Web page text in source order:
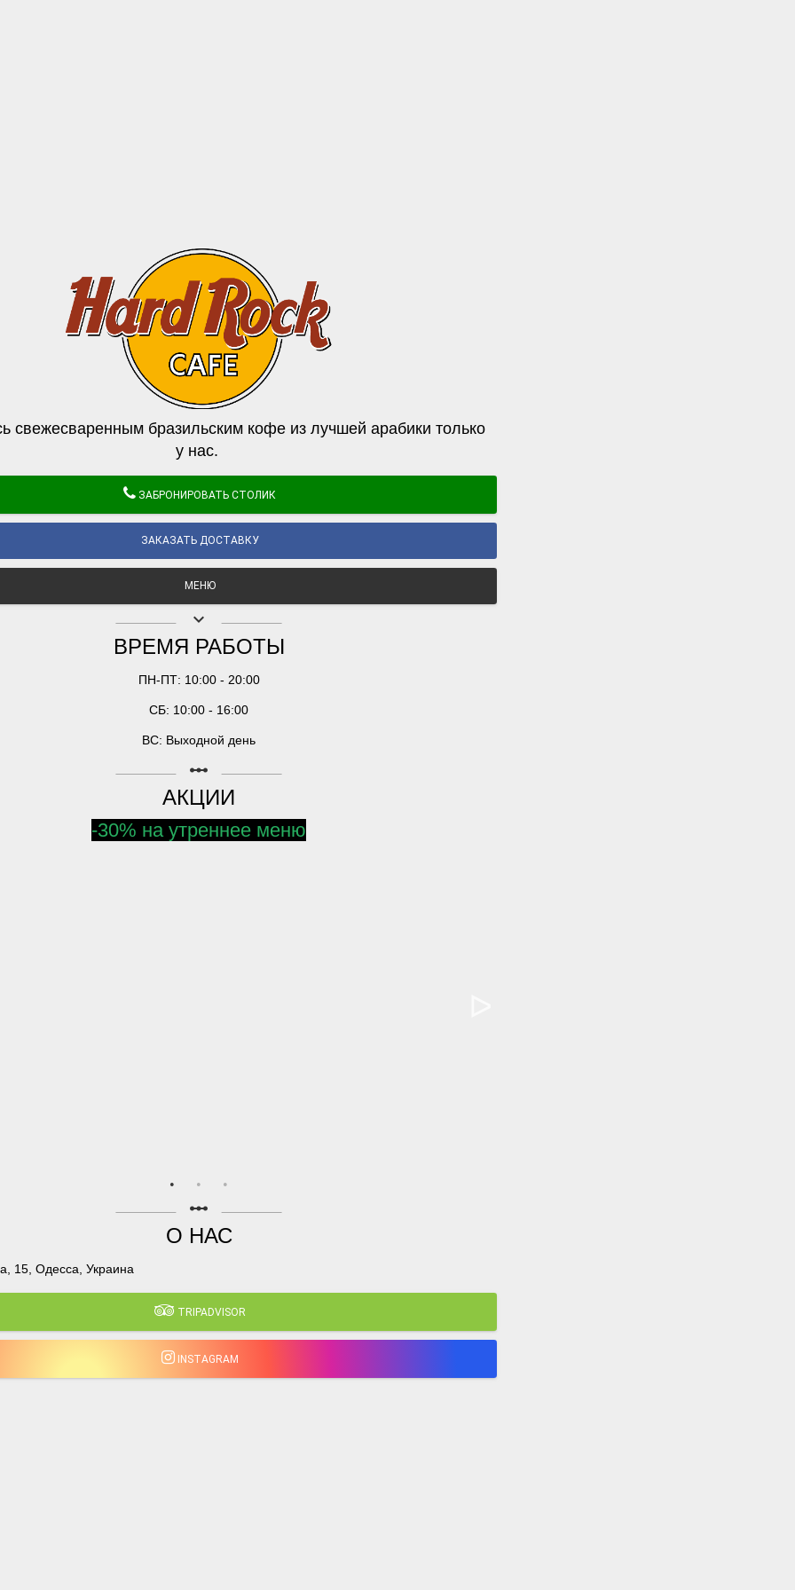
свежесваренным бразильским кофе из лучшей арабики только
у нас.
ЗАБРОНИРОВАТЬ СТОЛИК
ЗАКАЗАТЬ ДОСТАВКУ
МЕНЮ
keyboard_arrow_down
ВРЕМЯ РАБОТЫ
ПН-ПТ: 10:00 - 20:00
СБ: 10:00 - 16:00
ВС: Выходной день
linear_scale
АКЦИИ
-30% на утреннее меню
linear_scale
О НАС
15, Одесса, Украина
TRIPADVISOR
INSTAGRAM